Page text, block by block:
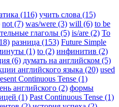
(116) учить слова (15)
not (7) was/were (3) will (6) to be
глаголы (5) is/are (2) To
разница (153) Future Simple
(1) to (2) инфинитив (2)
(6) думать на английском (5)
английского языка (20) used
Continuous Tense (1)
английского (2) формы
(1) Past Continuous Tense (1)